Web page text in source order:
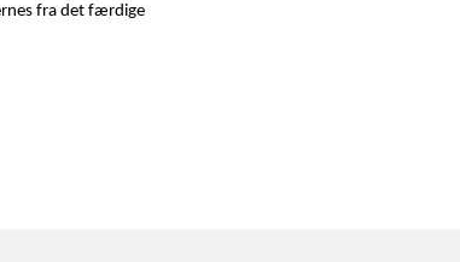
fra det færdige